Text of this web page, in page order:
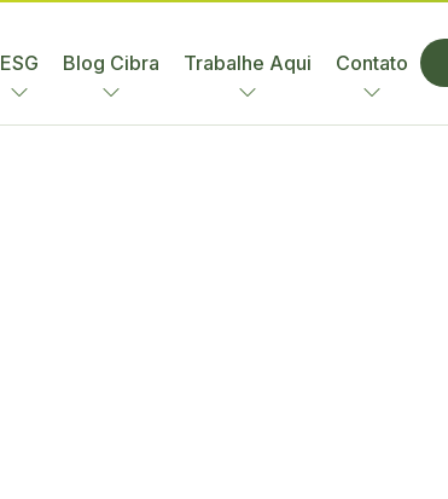
ESG Blog Cibra Trabalhe Aqui Contato